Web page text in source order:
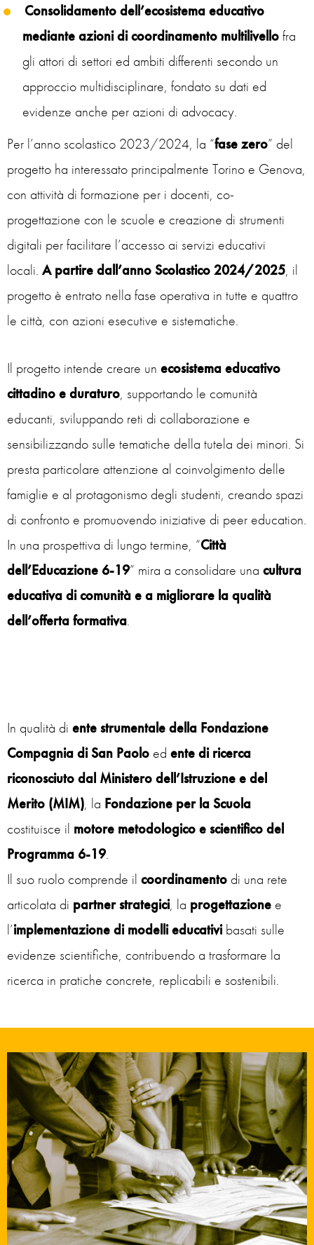
Consolidamento dell’ecosistema educativo
mediante azioni di coordinamento multilivellofra
gli attori di settori ed ambiti differenti secondo un
approccio multidisciplinare, fondato su dati ed
evidenze anche per azioni di advocacy.
Per l’anno scolastico 2023/2024, la “fase zero” del
progetto ha interessato principalmente Torino e Genova,
con attività di formazione per i docenti, co-
progettazione con le scuole e creazione di strumenti
digitali per facilitare l’accesso ai servizi educativi
locali. A partire dall’anno Scolastico 2024/2025, il
progetto è entrato nella fase operativa in tutte e quattro
le città, con azioni esecutive e sistematiche.
Il progetto intende creare un ecosistema educativo
cittadino e duraturo, supportando le comunità
educanti, sviluppando reti di collaborazione e
sensibilizzando sulle tematiche della tutela dei minori. Si
presta particolare attenzione al coinvolgimento delle
famiglie e al protagonismo degli studenti, creando spazi
di confronto e promuovendo iniziative di peer education.
In una prospettiva di lungo termine, “Città
dell’Educazione 6-19” mira a consolidare una cultura
educativa di comunità e a migliorare la qualità
dell’offerta formativa.
In qualità di ente strumentale della Fondazione
Compagnia di San Paolo ed ente di ricerca
riconosciuto dal Ministero dell’Istruzione e del
Merito (MIM), la Fondazione per la Scuola
costituisce il motore metodologico e scientifico del
Programma 6-19.
Il suo ruolo comprende il coordinamento di una rete
articolata di partner strategici, la progettazione e
l’implementazione di modelli educativibasati sulle
evidenze scientifiche, contribuendo a trasformare la
ricerca in pratiche concrete, replicabili e sostenibili.